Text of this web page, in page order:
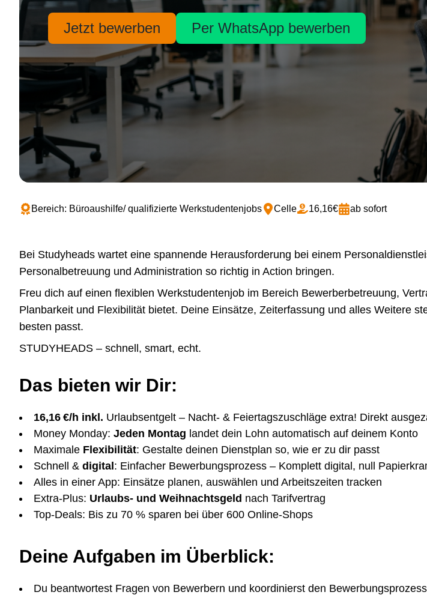
Jetzt bewerben Per WhatsApp bewerben
Celle
Bereich: Büroaushilfe/ qualifizierte Werkstudentenjobs 16,16€ ab sofort
Bei Studyheads wartet eine spannende Herausforderung bei einem
Personalbetreuung und Administration so richtig in Action bringen.
Freu dich auf einen flexiblen Werkstudentenjob im Bereich Bewerberbetreuung,
Planbarkeit und Flexibilität bietet. Deine Einsätze, Zeiterfassung und alles Weitere
besten passt.
STUDYHEADS – schnell, smart, echt.
Das bieten wir Dir:
16,16 €/h inkl. Urlaubsentgelt – Nacht- & Feiertagszuschläge extra! Direkt
Money Monday: Jeden Montag landet dein Lohn automatisch auf deinem Konto
Maximale Flexibilität: Gestalte deinen Dienstplan so, wie er zu dir passt
Schnell & digital : Einfacher Bewerbungsprozess – Komplett digital, null
Alles in einer App: Einsätze planen, auswählen und Arbeitszeiten tracken
Extra-Plus: Urlaubs- und Weihnachtsgeld nach Tarifvertrag
Top-Deals: Bis zu 70 % sparen bei über 600 Online-Shops
Deine Aufgaben im Überblick:
Du beantwortest Fragen von Bewerbern und koordinierst den Bewerbungsprozess